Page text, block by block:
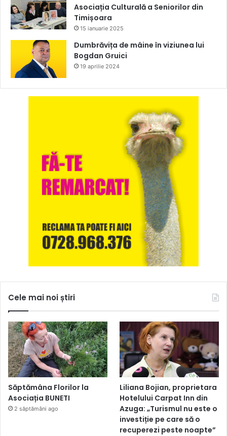
Asociația Culturală a Seniorilor din
Timișoara
15 ianuarie 2025
Dumbrăvița de mâine în viziunea lui
Bogdan Gruici
19 aprilie 2024
Cele mai noi știri
Săptămâna Florilor la
Asociația BUNETI
2 săptămâni ago
Liliana Bojian, proprietara
Hotelului Carpat Inn din
Azuga: „Turismul nu este o
investiție pe care să o
recuperezi peste noapte”